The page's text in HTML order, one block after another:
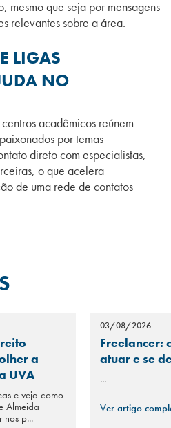
mesmo que seja por mensagens
relevantes sobre a área.
LIGAS
NO
acadêmicos reúnem
por temas
direto com especialistas,
o que acelera
de uma rede de contatos
a
UVA
e veja como
Almeida
nos p...
03/08/2026
Freelancer:
atuar e se
...
Ver artigo